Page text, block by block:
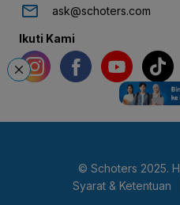
ask@schoters.com
Ikuti Kami
© Schoters 2025.
Syarat & Ketentuan